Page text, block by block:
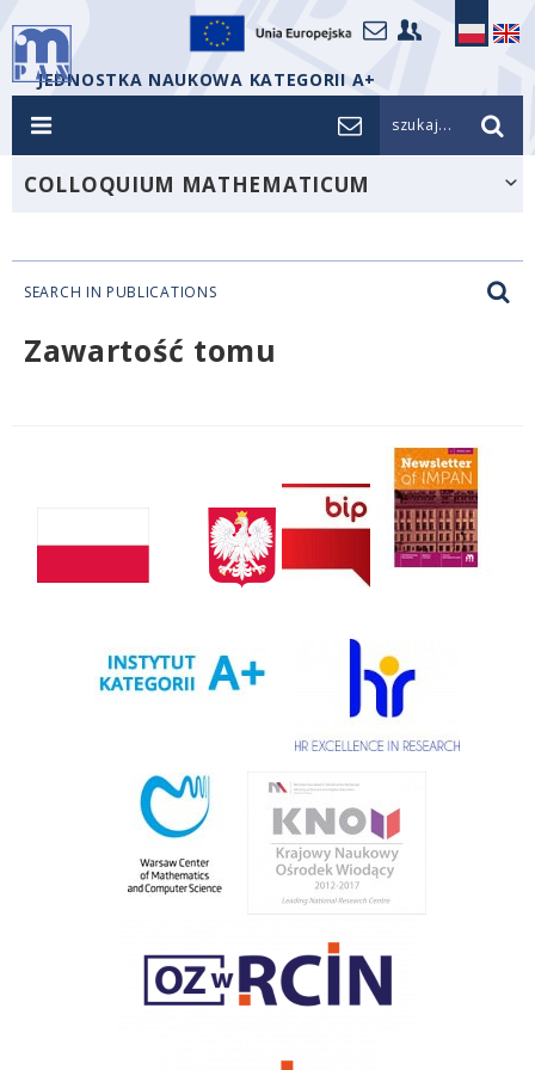
JEDNOSTKA NAUKOWA KATEGORII A+
szukaj...
COLLOQUIUM MATHEMATICUM
SEARCH IN PUBLICATIONS
Zawartość tomu